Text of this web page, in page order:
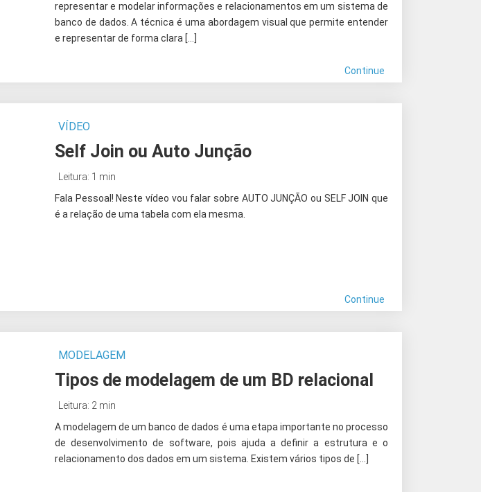
representar e modelar informações e relacionamentos em um sistema de
banco de dados. A técnica é uma abordagem visual que permite entender
e representar de forma clara […]
Continue
VÍDEO
Self Join ou Auto Junção
Leitura: 1 min
Fala Pessoal! Neste vídeo vou falar sobre AUTO JUNÇÃO ou SELF JOIN que
é a relação de uma tabela com ela mesma.
Continue
MODELAGEM
Tipos de modelagem de um BD relacional
Leitura: 2 min
A modelagem de um banco de dados é uma etapa importante no processo
de desenvolvimento de software, pois ajuda a definir a estrutura e o
relacionamento dos dados em um sistema. Existem vários tipos de […]